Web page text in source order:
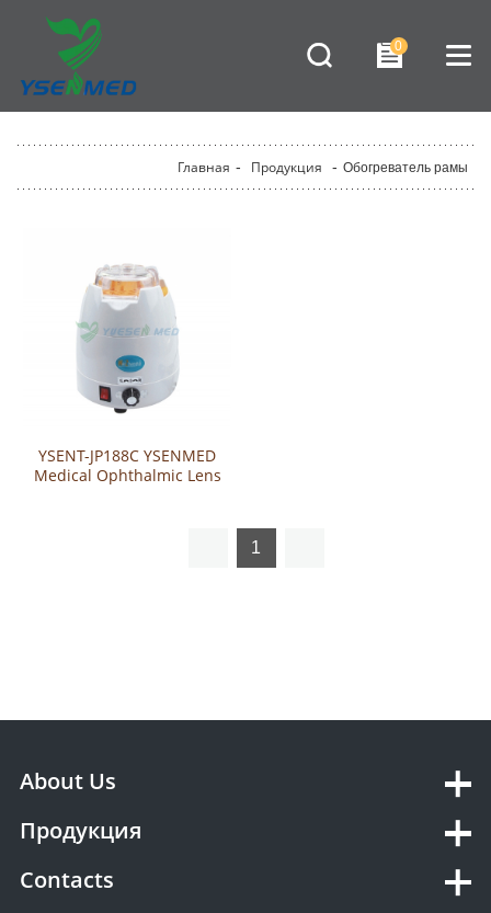
0
Главная - Продукция - Обогреватель рамы
YSENT-JP188C YSENMED
Medical Ophthalmic Lens
1
About Us
Продукция
Contacts